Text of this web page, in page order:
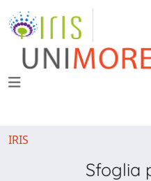
IRIS
Sfoglia